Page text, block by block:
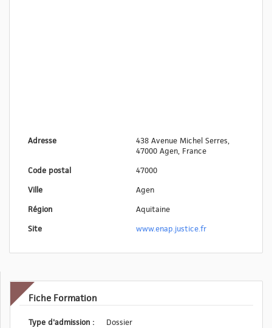
Adresse
438 Avenue Michel Serres,
47000 Agen, France
Code postal
47000
Ville
Agen
Région
Aquitaine
Site
www.enap.justice.fr
Fiche Formation
Type d'admission :
Dossier